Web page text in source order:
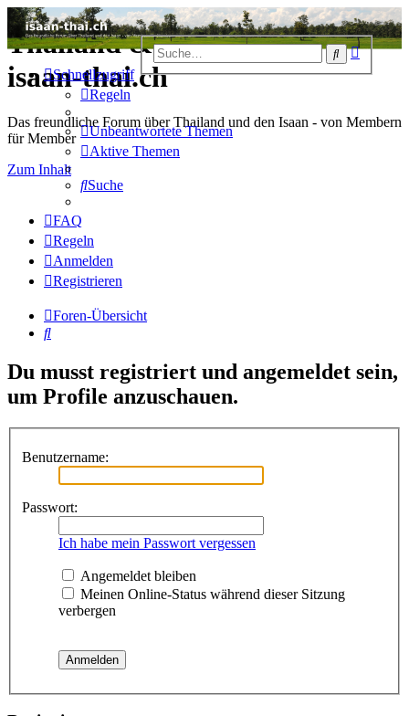
Suche
Thailand & Isaan Forum -
isaan-thai.ch
Das freundliche Forum über Thailand und den Isaan - von Membern
für Member
Zum Inhalt
Schnellzugriff
Regeln
Unbeantwortete Themen
Aktive Themen
Suche
FAQ
Regeln
Anmelden
Registrieren
Foren-Übersicht
Suche
Du musst registriert und angemeldet sein,
um Profile anzuschauen.
Benutzername:
Passwort:
Ich habe mein Passwort vergessen
Angemeldet bleiben
Meinen Online-Status während dieser Sitzung
verbergen